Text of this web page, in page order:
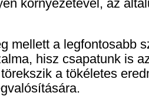
környezetével, az
mellett a legfontosabb
hisz csapatunk is
a tökéletes